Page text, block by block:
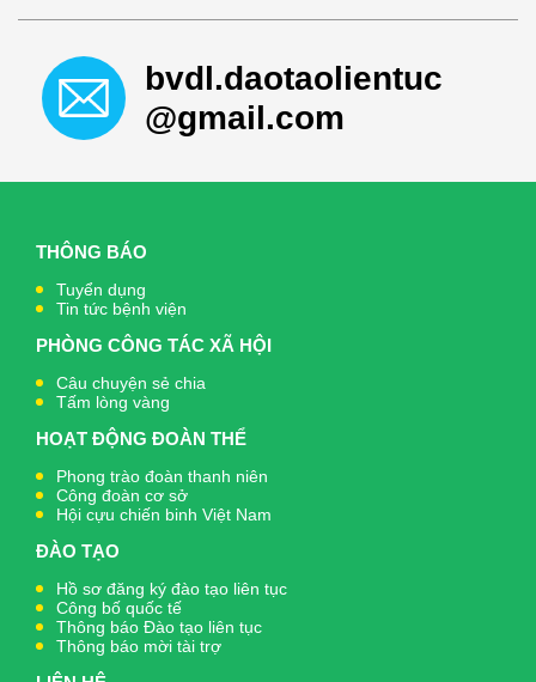
bvdl.daotaolientuc
@gmail.com
THÔNG BÁO
Tuyển dụng
Tin tức bệnh viện
PHÒNG CÔNG TÁC XÃ HỘI
Câu chuyện sẻ chia
Tấm lòng vàng
HOẠT ĐỘNG ĐOÀN THỂ
Phong trào đoàn thanh niên
Công đoàn cơ sở
Hội cựu chiến binh Việt Nam
ĐÀO TẠO
Hồ sơ đăng ký đào tạo liên tục
Công bố quốc tế
Thông báo Đào tạo liên tục
Thông báo mời tài trợ